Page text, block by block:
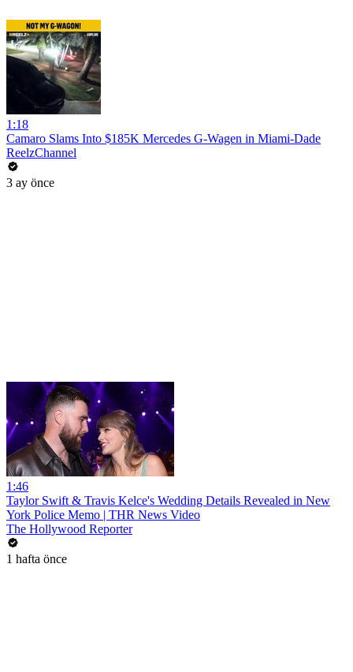
1:18
Camaro Slams Into $185K Mercedes G-Wagen in Miami-Dade
ReelzChannel
3 ay önce
1:46
Taylor Swift & Travis Kelce's Wedding Details Revealed in New
York Police Memo | THR News Video
The Hollywood Reporter
1 hafta önce